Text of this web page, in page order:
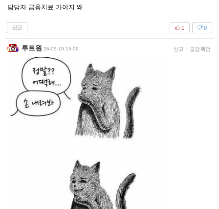
담당자 금융치료 가야지 왜
답글 0
1
루트원 26-05-19 15:09 신고 | 공감 확인